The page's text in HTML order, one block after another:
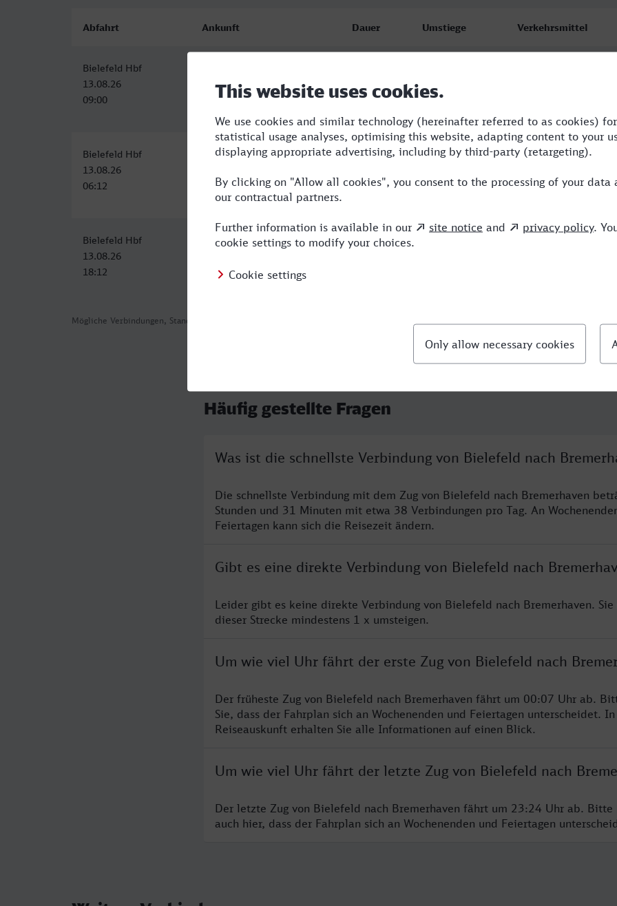
Mögliche Verbindungen, Stand: 2026-07-30 08:43
Abfahrt Ankunft Dauer Umstiege Verkehrsmittel
Bielefeld Hbf
13.08.26
09:00
13.08.26
11:31
Bielefeld Hbf
13.08.26
06:12
Bremerhaven Hbf
09:31
3:19 1 RE,ERB
Bielefeld Hbf
13.08.26
18:12
Bremerhaven Hbf
21:31
3:19
Häufig gestellte Fragen
Was ist die schnellste Verbindung von Bielefeld nach
Die schnellste Verbindung mit dem Zug von Bielefeld nach Bremerhaven
Stunden und 31 Minuten mit etwa 38 Verbindungen pro Tag. An
Feiertagen kann sich die Reisezeit ändern.
Gibt es eine direkte Verbindung von Bielefeld nach
Leider gibt es keine direkte Verbindung von Bielefeld nach Bremerhaven. Sie
dieser Strecke mindestens 1 x umsteigen.
Um wie viel Uhr fährt der erste Zug von Bielefeld nach
Der früheste Zug von Bielefeld nach Bremerhaven fährt um 00:07 Uhr ab.
Sie, dass der Fahrplan sich an Wochenenden und Feiertagen unterscheidet.
Reiseauskunft erhalten Sie alle Informationen auf einen Blick.
Um wie viel Uhr fährt der letzte Zug von Bielefeld nach
Der letzte Zug von Bielefeld nach Bremerhaven fährt um 23:24 Uhr ab. Bitte
auch hier, dass der Fahrplan sich an Wochenenden und Feiertagen